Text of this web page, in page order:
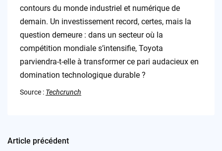
contours du monde industriel et numérique de
demain. Un investissement record, certes, mais la
question demeure : dans un secteur où la
compétition mondiale s’intensifie, Toyota
parviendra-t-elle à transformer ce pari audacieux en
domination technologique durable ?
Source : Techcrunch
Post
Article précédent